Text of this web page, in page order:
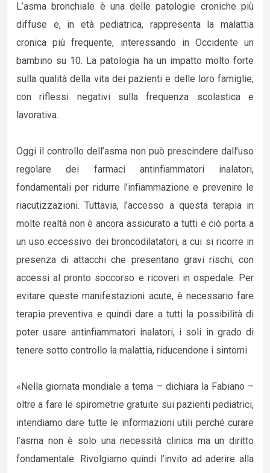
L’asma bronchiale è una delle patologie croniche più
diffuse e, in età pediatrica, rappresenta la malattia
cronica più frequente, interessando in Occidente un
bambino su 10. La patologia ha un impatto molto forte
sulla qualità della vita dei pazienti e delle loro famiglie,
con riflessi negativi sulla frequenza scolastica e
lavorativa.
Oggi il controllo dell’asma non può prescindere dall’uso
regolare dei farmaci antinfiammatori inalatori,
fondamentali per ridurre l’infiammazione e prevenire le
riacutizzazioni. Tuttavia, l’accesso a questa terapia in
molte realtà non è ancora assicurato a tutti e ciò porta a
un uso eccessivo dei broncodilatatori, a cui si ricorre in
presenza di attacchi che presentano gravi rischi, con
accessi al pronto soccorso e ricoveri in ospedale. Per
evitare queste manifestazioni acute, è necessario fare
terapia preventiva e quindi dare a tutti la possibilità di
poter usare antinfiammatori inalatori, i soli in grado di
tenere sotto controllo la malattia, riducendone i sintomi.
«Nella giornata mondiale a tema – dichiara la Fabiano –
oltre a fare le spirometrie gratuite sui pazienti pediatrici,
intendiamo dare tutte le informazioni utili perché curare
l’asma non è solo una necessità clinica ma un diritto
fondamentale. Rivolgiamo quindi l’invito ad aderire alla